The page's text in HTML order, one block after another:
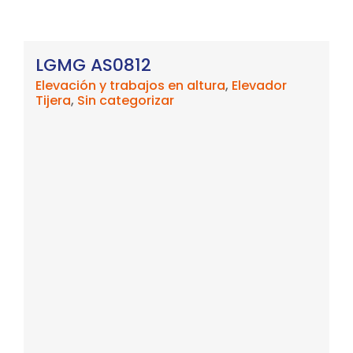
LGMG AS0812
Elevación y trabajos en altura, Elevador
Tijera, Sin categorizar